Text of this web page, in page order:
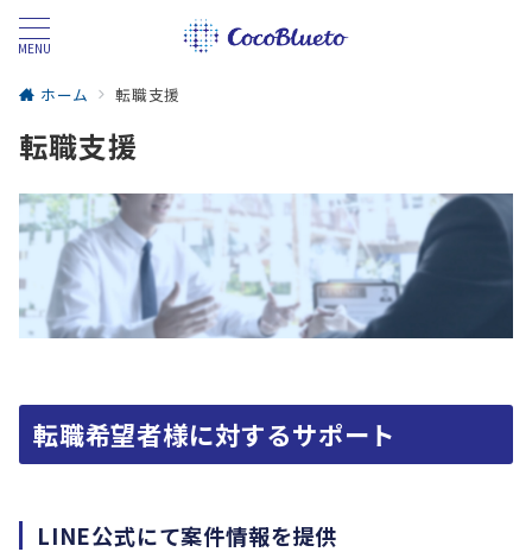
MENU
ホーム 転職支援
転職支援
転職希望者様に対するサポート
LINE公式にて案件情報を提供